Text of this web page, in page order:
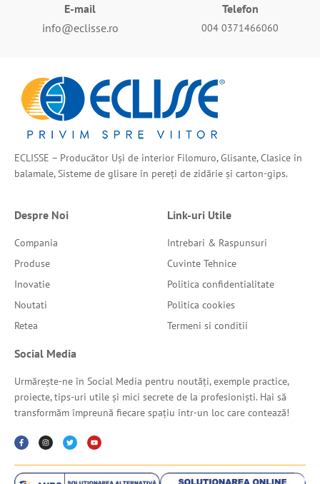
E-mail
info@eclisse.ro
Telefon
004 0371466060
ECLISSE – Producător Uși de interior Filomuro, Glisante, Clasice în
balamale, Sisteme de glisare în pereți de zidărie și carton-gips.
Despre Noi
Compania
Produse
Inovatie
Noutati
Retea
Link-uri Utile
Intrebari & Raspunsuri
Cuvinte Tehnice
Politica confidentialitate
Politica cookies
Termeni si conditii
Social Media
Urmărește-ne în Social Media pentru noutăți, exemple practice,
proiecte, tips-uri utile și mici secrete de la profesioniști. Hai să
transformăm împreună fiecare spațiu într-un loc care contează!